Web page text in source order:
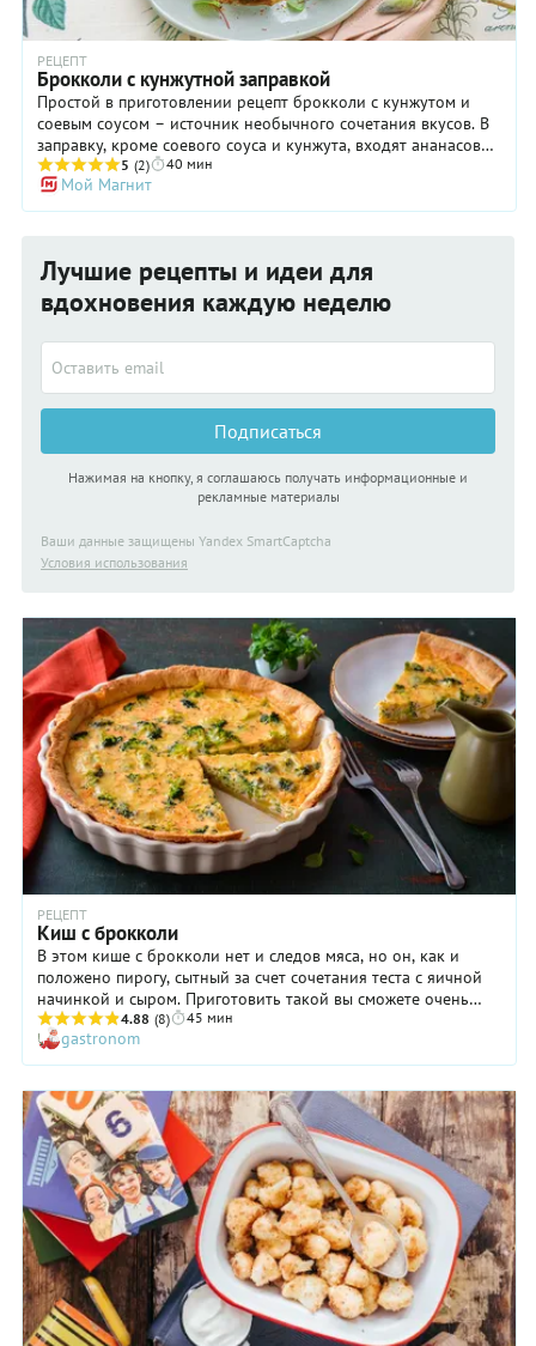
РЕЦЕПТ
Брокколи с кунжутной заправкой
Простой в приготовлении рецепт брокколи с кунжутом и
соевым соусом – источник необычного сочетания вкусов. В
заправку, кроме соевого соуса и кунжута, входят ананасовый
сок, кунжутное масло и чеснок. В готовой заправке, которая
уваривается в три раза, ингредиенты создадут симфонию с
новым неожиданным вкусом, которая очень украсит
переготовились и остались яркими и хрустящими.
5 (2) 40 мин
Мой Магнит
Лучшие рецепты и идеи для
вдохновения каждую неделю
Подписаться
Нажимая на кнопку, я соглашаюсь получать информационные и
рекламные материалы
Ваши данные защищены Yandex SmartCaptcha
Условия использования
РЕЦЕПТ
Киш с брокколи
В этом кише с брокколи нет и следов мяса, но он, как и
положено пирогу, сытный за счет сочетания теста с яичной
начинкой и сыром. Приготовить такой вы сможете очень
быстро, особенно если решите использовать покупное тесто
для основы. Подробнее об использовании готового теста в
нашем рецепте — песочного или слоеного — читайте в
совете ниже. Кстати, пирог станет прекрасным решением для
мам, которые хотели бы ненавязчиво познакомить своих
детей с капустой брокколи. Предлагаем рецепт киша с
брокколи.
4.88 (8) 45 мин
gastronom